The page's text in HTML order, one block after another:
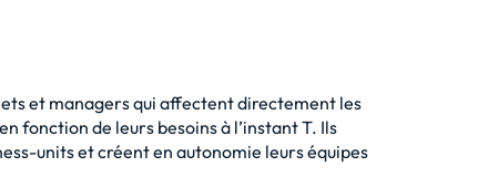
et managers qui affectent directement les
fonction de leurs besoins à l’instant T. Ils
units et créent en autonomie leurs équipes